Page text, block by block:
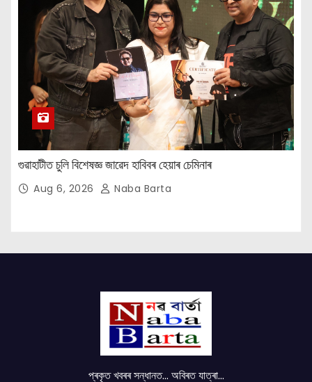
গুৱাহাটীত চুলি বিশেষজ্ঞ জাৱেদ হাবিবৰ হেয়াৰ চেমিনাৰ
Aug 6, 2026 Naba Barta
প্ৰকৃত খবৰৰ সন্ধানত... অবিৰত যাত্ৰা...